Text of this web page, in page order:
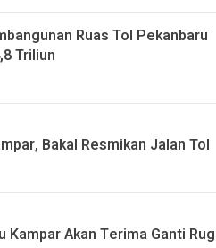
Ruas Tol Pekanbaru
Triliun
Bakal Resmikan Jalan Tol
Kampar Akan Terima Ganti